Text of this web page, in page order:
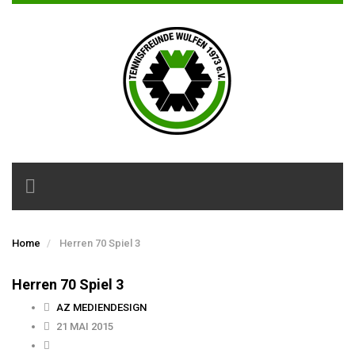
Toggle
navigation
Home Herren 70 Spiel 3
Herren 70 Spiel 3
AZ MEDIENDESIGN
21 MAI 2015